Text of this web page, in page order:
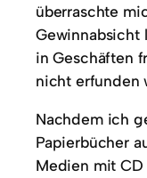
überraschte
Gewinnabsicht
in Geschäften
nicht erfunden
Nachdem ich
Papierbücher
Medien mit